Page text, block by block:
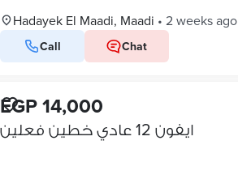
Hadayek El Maadi, Maadi • 2 weeks ago
Call Chat
EGP 14,000
ايفون 12 عادي خطين فعلين